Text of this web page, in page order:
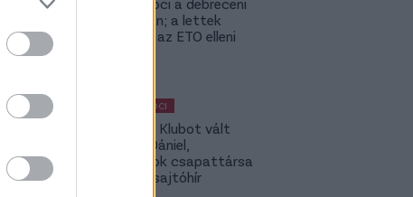
szaunában; a lettek
kevesellik az ETO elleni
MAGYAR FOCI
Légiósok: Klubot vált
Gazdag Dániel,
világbajnok csapattársa
is lehet - sajtóhír